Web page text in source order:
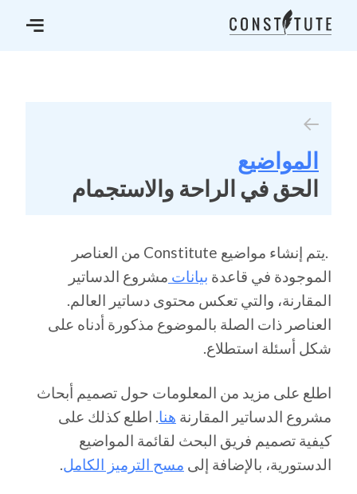
المواضيع
الحق في الراحة والاستجمام
.يتم إنشاء مواضيع Constitute من العناصر
الموجودة في قاعدة بيانات مشروع الدساتير
المقارنة، والتي تعكس محتوى دساتير العالم.
العناصر ذات الصلة بالموضوع مذكورة أدناه على
شكل أسئلة استطلاع.
اطلع على مزيد من المعلومات حول تصميم أبحاث
مشروع الدساتير المقارنة هنا . اطلع كذلك على
كيفية تصميم فريق البحث لقائمة المواضيع
الدستورية، بالإضافة إلى مسح الترميز الكامل